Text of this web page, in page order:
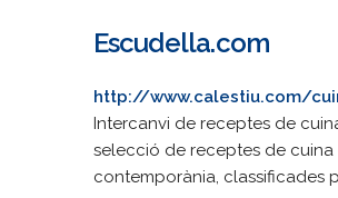
Escudella.com
http://www.calestiu.com/
Intercanvi de receptes de
selecció de receptes de cuina
contemporània, classificades